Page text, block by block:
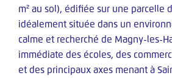
GESTION
Services
Nos Garanties
m² au sol), édifiée sur une parcelle
idéalement située dans un
calme et recherché de Magny-les-
immédiate des écoles, des
et des principaux axes menant à